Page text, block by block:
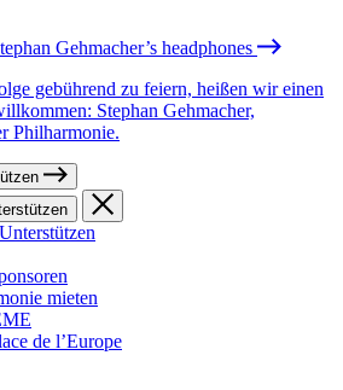
Gehmacher’s headphones
gebührend zu feiern, heißen wir einen
Stephan Gehmacher,
Philharmonie.
mieten
de l’Europe